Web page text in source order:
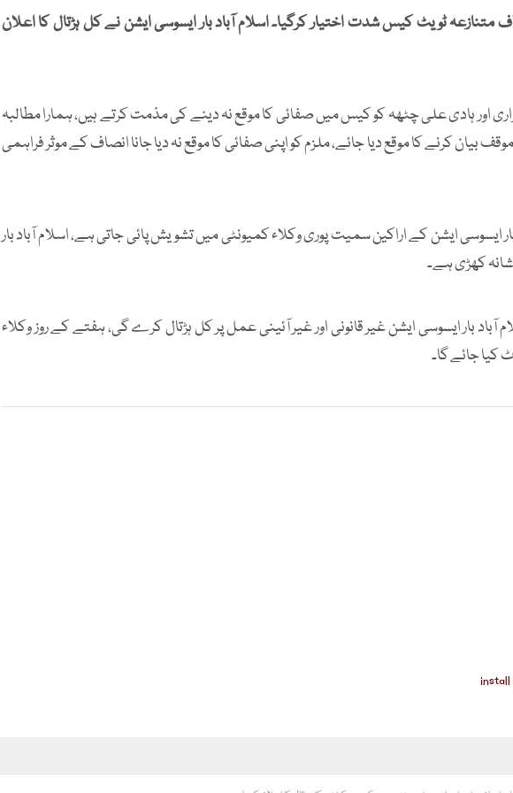
متنازعہ ٹویٹ کیس شدت اختیار کرگیا۔ اسلام آباد بار ایسوسی ایشن نے کل ہڑتال کا اعلان
اور ہادی علی چٹھہ کو کیس میں صفائی کا موقع نہ دینے کی مذمت کرتے ہیں، ہمارا مطالبہ
بیان کرنے کا موقع دیا جائے، ملزم کو اپنی صفائی کا موقع نہ دیا جانا انصاف کے موثر فراہمی
ایسوسی ایشن کے اراکین سمیت پوری وکلاء کمیونٹی میں تشویش پائی جاتی ہے، اسلام آباد بار
کھڑی ہے۔
آباد بار ایسوسی ایشن غیر قانونی اور غیر آئینی عمل پر کل ہڑتال کرے گی، ہفتے کے روز وکلاء
کیا جائے گا۔